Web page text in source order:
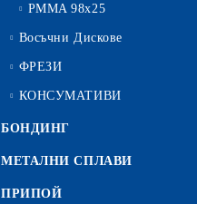
PMMA 98x25
Восъчни Дискове
ФРЕЗИ
КОНСУМАТИВИ
БОНДИНГ
МЕТАЛНИ СПЛАВИ
ПРИПОЙ